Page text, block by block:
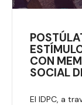
CON
SOCIAL
El IDPC, a